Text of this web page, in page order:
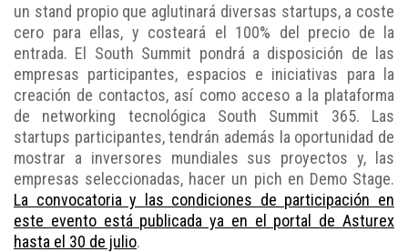
un stand propio que aglutinará diversas startups, a coste
cero para ellas, y costeará el 100% del precio de la
entrada. El South Summit pondrá a disposición de las
empresas participantes, espacios e iniciativas para la
creación de contactos, así como acceso a la plataforma
de networking tecnológica South Summit 365. Las
startups participantes, tendrán además la oportunidad de
mostrar a inversores mundiales sus proyectos y, las
empresas seleccionadas, hacer un pich en Demo Stage.
La convocatoria y las condiciones de participación en
este evento está publicada ya en el portal de Asturex
hasta el 30 de julio.